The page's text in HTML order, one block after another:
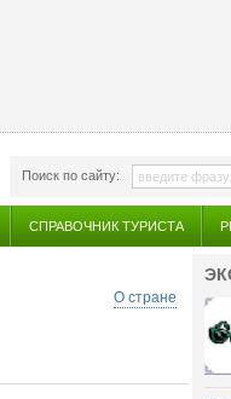
Поиск по сайту:
СПРАВОЧНИК ТУРИСТА
О стране